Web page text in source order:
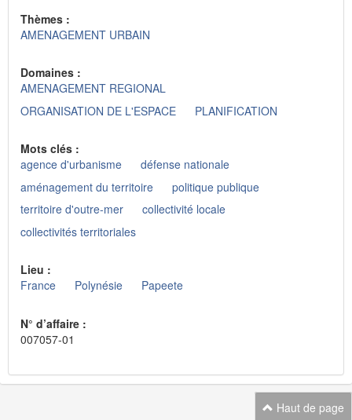
Thèmes :
AMENAGEMENT URBAIN
Domaines :
AMENAGEMENT REGIONAL
ORGANISATION DE L'ESPACE
PLANIFICATION
Mots clés :
agence d'urbanisme
défense nationale
aménagement du territoire
politique publique
territoire d'outre-mer
collectivité locale
collectivités territoriales
Lieu :
France
Polynésie Papeete
N° d’affaire :
007057-01
Haut de page